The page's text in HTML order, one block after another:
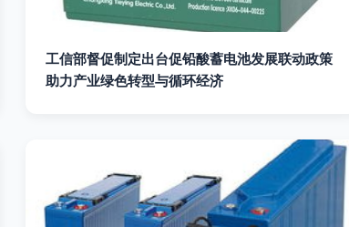
工信部督促制定出台促铅酸蓄电池发展联动政策
助力产业绿色转型与循环经济